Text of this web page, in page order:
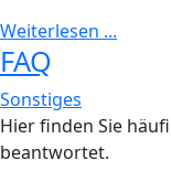
Weiterlesen ...
FAQ
Sonstiges
Hier finden Sie
beantwortet.